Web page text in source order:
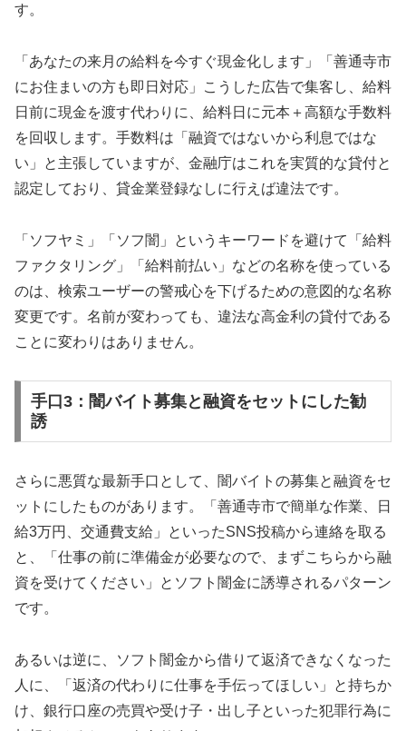
す。
「あなたの来月の給料を今すぐ現金化します」「善通寺市
にお住まいの方も即日対応」こうした広告で集客し、給料
日前に現金を渡す代わりに、給料日に元本＋高額な手数料
を回収します。手数料は「融資ではないから利息ではな
い」と主張していますが、金融庁はこれを実質的な貸付と
認定しており、貸金業登録なしに行えば違法です。
「ソフヤミ」「ソフ闇」というキーワードを避けて「給料
ファクタリング」「給料前払い」などの名称を使っている
のは、検索ユーザーの警戒心を下げるための意図的な名称
変更です。名前が変わっても、違法な高金利の貸付である
ことに変わりはありません。
手口3：闇バイト募集と融資をセットにした勧
誘
さらに悪質な最新手口として、闇バイトの募集と融資をセ
ットにしたものがあります。「善通寺市で簡単な作業、日
給3万円、交通費支給」といったSNS投稿から連絡を取る
と、「仕事の前に準備金が必要なので、まずこちらから融
資を受けてください」とソフト闇金に誘導されるパターン
です。
あるいは逆に、ソフト闇金から借りて返済できなくなった
人に、「返済の代わりに仕事を手伝ってほしい」と持ちか
け、銀行口座の売買や受け子・出し子といった犯罪行為に